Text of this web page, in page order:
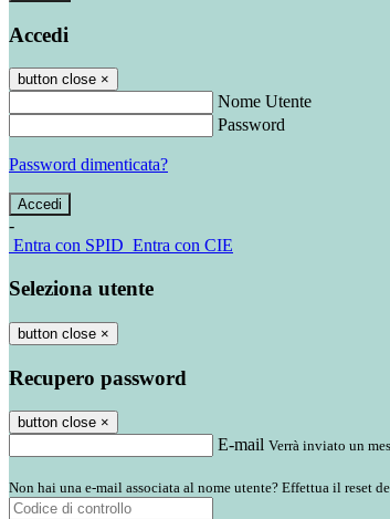
Accedi
button close ×
Nome Utente
Password
Password dimenticata?
-
Entra con SPID Entra con CIE
Seleziona utente
button close ×
Recupero password
button close ×
E-mail Verrà inviato un
Non hai una e-mail associata al nome utente? Effettua il reset